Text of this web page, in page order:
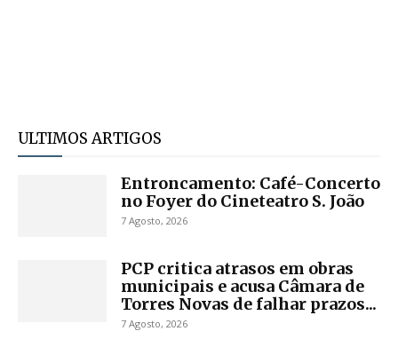
ULTIMOS ARTIGOS
Entroncamento: Café-Concerto
no Foyer do Cineteatro S. João
7 Agosto, 2026
PCP critica atrasos em obras
municipais e acusa Câmara de
Torres Novas de falhar prazos...
7 Agosto, 2026